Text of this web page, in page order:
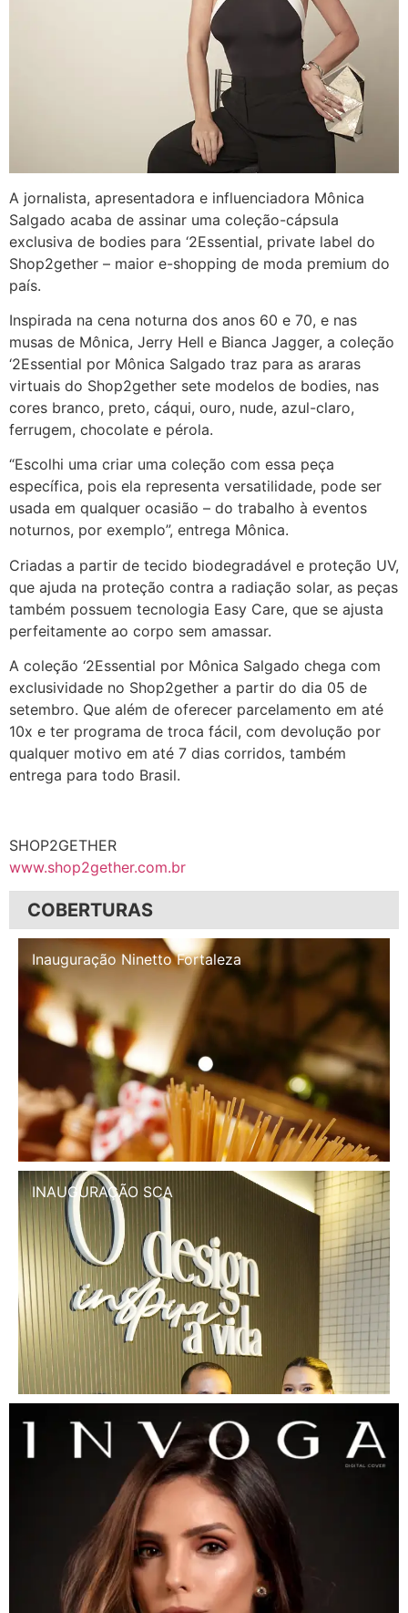
A jornalista, apresentadora e influenciadora Mônica
Salgado acaba de assinar uma coleção-cápsula
exclusiva de bodies para ‘2Essential, private label do
Shop2gether – maior e-shopping de moda premium do
país.
Inspirada na cena noturna dos anos 60 e 70, e nas
musas de Mônica, Jerry Hell e Bianca Jagger, a coleção
‘2Essential por Mônica Salgado traz para as araras
virtuais do Shop2gether sete modelos de bodies, nas
cores branco, preto, cáqui, ouro, nude, azul-claro,
ferrugem, chocolate e pérola.
“Escolhi uma criar uma coleção com essa peça
específica, pois ela representa versatilidade, pode ser
usada em qualquer ocasião – do trabalho à eventos
noturnos, por exemplo”, entrega Mônica.
Criadas a partir de tecido biodegradável e proteção UV,
que ajuda na proteção contra a radiação solar, as peças
também possuem tecnologia Easy Care, que se ajusta
perfeitamente ao corpo sem amassar.
A coleção ‘2Essential por Mônica Salgado chega com
exclusividade no Shop2gether a partir do dia 05 de
setembro. Que além de oferecer parcelamento em até
10x e ter programa de troca fácil, com devolução por
qualquer motivo em até 7 dias corridos, também
entrega para todo Brasil.
SHOP2GETHER
www.shop2gether.com.br
COBERTURAS
Inauguração Illa Café
INAUGURAÇÃO SCA